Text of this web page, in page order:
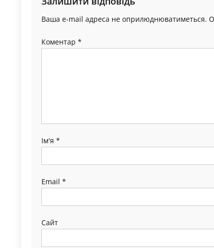
Ваша e-mail адреса не оприлюднюватиметься.
Коментар *
Ім'я *
Email *
Сайт